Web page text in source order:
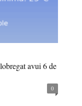
avui 6 de
0